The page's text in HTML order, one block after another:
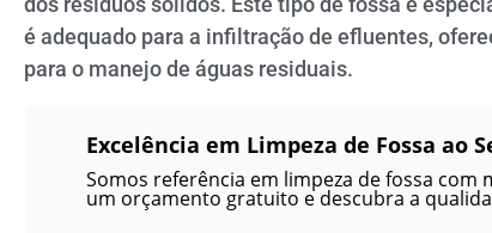
é adequado para a infiltração de efluentes,
para o manejo de águas residuais.
Excelência em Limpeza de Fossa ao
Somos referência em limpeza de fossa com
um orçamento gratuito e descubra a